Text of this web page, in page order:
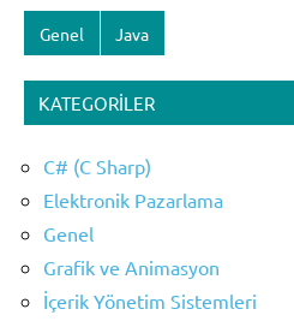
Genel Java
KATEGORILER
C# (C Sharp)
Elektronik Pazarlama
Genel
Grafik ve Animasyon
İçerik Yönetim Sistemleri